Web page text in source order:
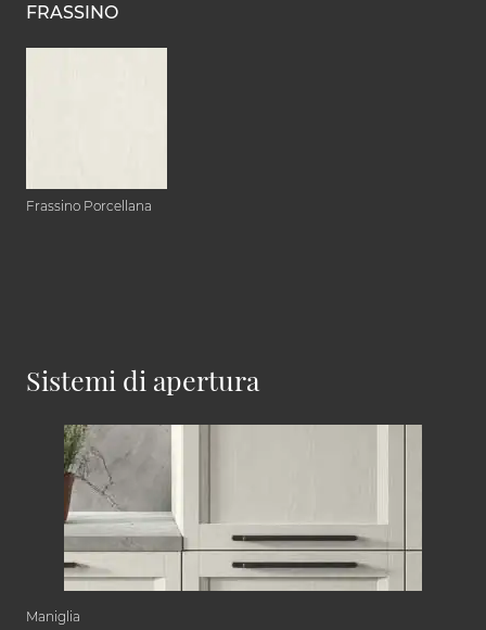
FRASSINO
Frassino Porcellana
Sistemi di apertura
Maniglia